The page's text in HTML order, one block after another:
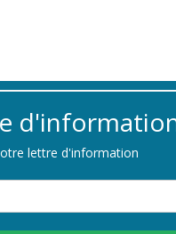
lettre d'information